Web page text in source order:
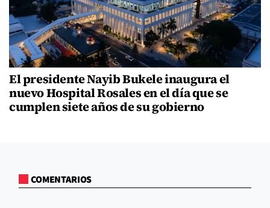
El presidente Nayib Bukele inaugura el
nuevo Hospital Rosales en el día que se
cumplen siete años de su gobierno
COMENTARIOS